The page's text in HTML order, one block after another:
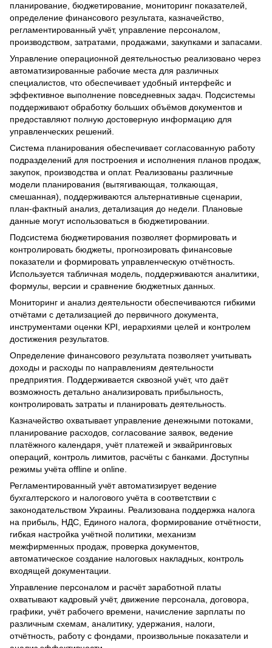
планирование, бюджетирование, мониторинг показателей,
определение финансового результата, казначейство,
регламентированный учёт, управление персоналом,
производством, затратами, продажами, закупками и запасами.
Управление операционной деятельностью реализовано через
автоматизированные рабочие места для различных
специалистов, что обеспечивает удобный интерфейс и
эффективное выполнение повседневных задач. Подсистемы
поддерживают обработку больших объёмов документов и
предоставляют полную достоверную информацию для
управленческих решений.
Система планирования обеспечивает согласованную работу
подразделений для построения и исполнения планов продаж,
закупок, производства и оплат. Реализованы различные
модели планирования (вытягивающая, толкающая,
смешанная), поддерживаются альтернативные сценарии,
план-фактный анализ, детализация до недели. Плановые
данные могут использоваться в бюджетировании.
Подсистема бюджетирования позволяет формировать и
контролировать бюджеты, прогнозировать финансовые
показатели и формировать управленческую отчётность.
Используется табличная модель, поддерживаются аналитики,
формулы, версии и сравнение бюджетных данных.
Мониторинг и анализ деятельности обеспечиваются гибкими
отчётами с детализацией до первичного документа,
инструментами оценки KPI, иерархиями целей и контролем
достижения результатов.
Определение финансового результата позволяет учитывать
доходы и расходы по направлениям деятельности
предприятия. Поддерживается сквозной учёт, что даёт
возможность детально анализировать прибыльность,
контролировать затраты и планировать деятельность.
Казначейство охватывает управление денежными потоками,
планирование расходов, согласование заявок, ведение
платёжного календаря, учёт платежей и эквайринговых
операций, контроль лимитов, расчёты с банками. Доступны
режимы учёта offline и online.
Регламентированный учёт автоматизирует ведение
бухгалтерского и налогового учёта в соответствии с
законодательством Украины. Реализована поддержка налога
на прибыль, НДС, Единого налога, формирование отчётности,
гибкая настройка учётной политики, механизм
межфирменных продаж, проверка документов,
автоматическое создание налоговых накладных, контроль
входящей документации.
Управление персоналом и расчёт заработной платы
охватывают кадровый учёт, движение персонала, договора,
графики, учёт рабочего времени, начисление зарплаты по
различным схемам, аналитику, удержания, налоги,
отчётность, работу с фондами, произвольные показатели и